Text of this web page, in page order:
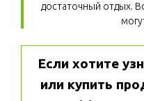
достаточный отдых.
Если хотите
или купить